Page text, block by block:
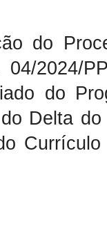
do
04/2024/
do
Delta